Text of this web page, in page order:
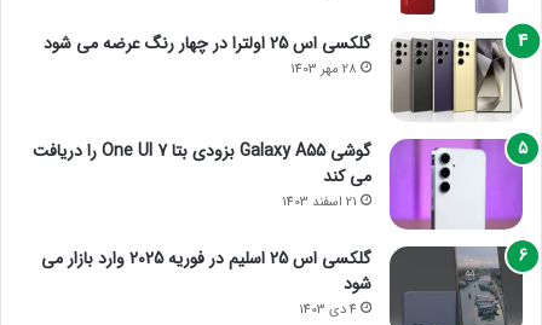
گلکسی اس 25 اولترا در چهار رنگ عرضه می شود
28 مهر 1403
گوشی Galaxy A55 بزودی بتا One UI 7 را دریافت
می کند
21 اسفند 1403
گلکسی اس 25 اسلیم در فوریه 2025 وارد بازار می
شود
4 دی 1403